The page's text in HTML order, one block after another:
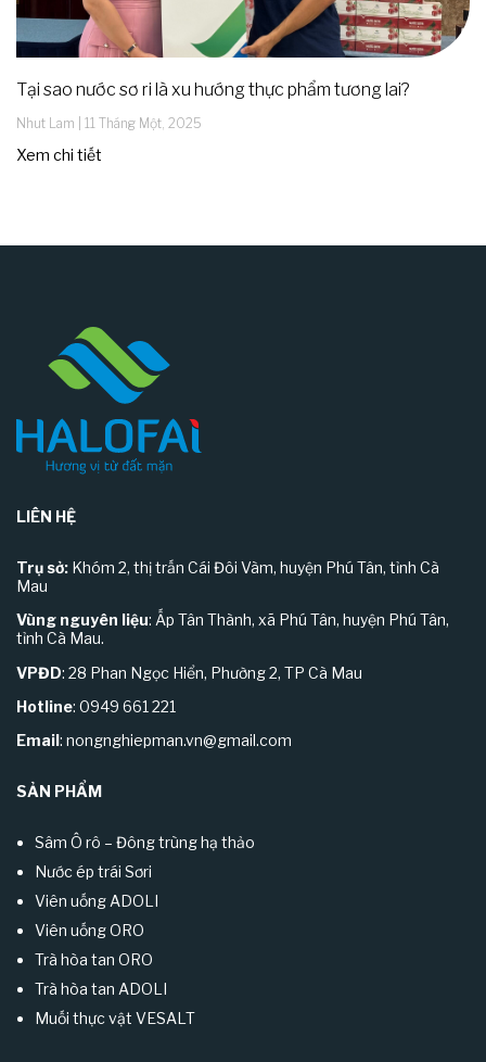
Tại sao nước sơ ri là xu hướng thực phẩm tương lai?
Nhut Lam 11 Tháng Một, 2025
Xem chi tiết
LIÊN HỆ
Trụ sở: Khóm 2, thị trấn Cái Đôi Vàm, huyện Phú Tân, tỉnh Cà
Mau
Vùng nguyên liệu: Ấp Tân Thành, xã Phú Tân, huyện Phú Tân,
tỉnh Cà Mau.
VPĐD: 28 Phan Ngọc Hiển, Phường 2, TP Cà Mau
Hotline: 0949 661 221
Email : nongnghiepman.vn@gmail.com
SẢN PHẨM
Sâm Ô rô – Đông trùng hạ thảo
Nước ép trái Sơri
Viên uống ADOLI
Viên uống ORO
Trà hòa tan ORO
Trà hòa tan ADOLI
Muối thực vật VESALT